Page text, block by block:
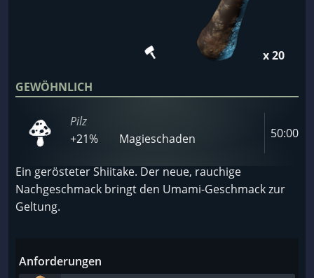
x 20
GEWÖHNLICH
Pilz
+21%
Magieschaden 50:00
Ein gerösteter Shiitake. Der neue, rauchige
Nachgeschmack bringt den Umami-Geschmack zur
Geltung.
Anforderungen